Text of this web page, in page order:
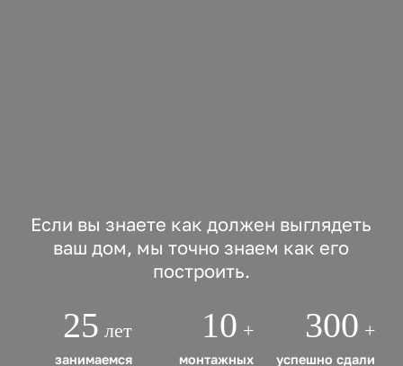
Если вы знаете как должен выглядеть
ваш дом, мы точно знаем как его
построить.
25 лет
занимаемся
10 +
монтажных
300 +
успешно сдали